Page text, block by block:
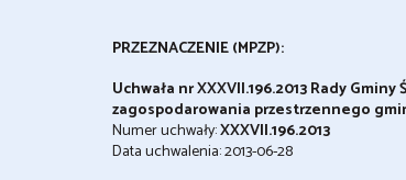
PRZEZNACZENIE (MPZP):
Uchwała nr XXXVII.196.2013 Rady
zagospodarowania przestrzennego
Numer uchwały:XXXVII.196.2013
Data uchwalenia: 2013-06-28